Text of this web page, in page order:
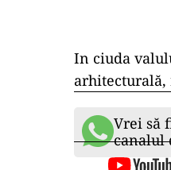
In ciuda
arhitecturală,
Vrei să
canalul